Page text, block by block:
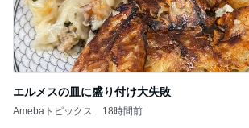
ルミ子 サカ友と久し振りの再会
Amebaトピックス 1日前